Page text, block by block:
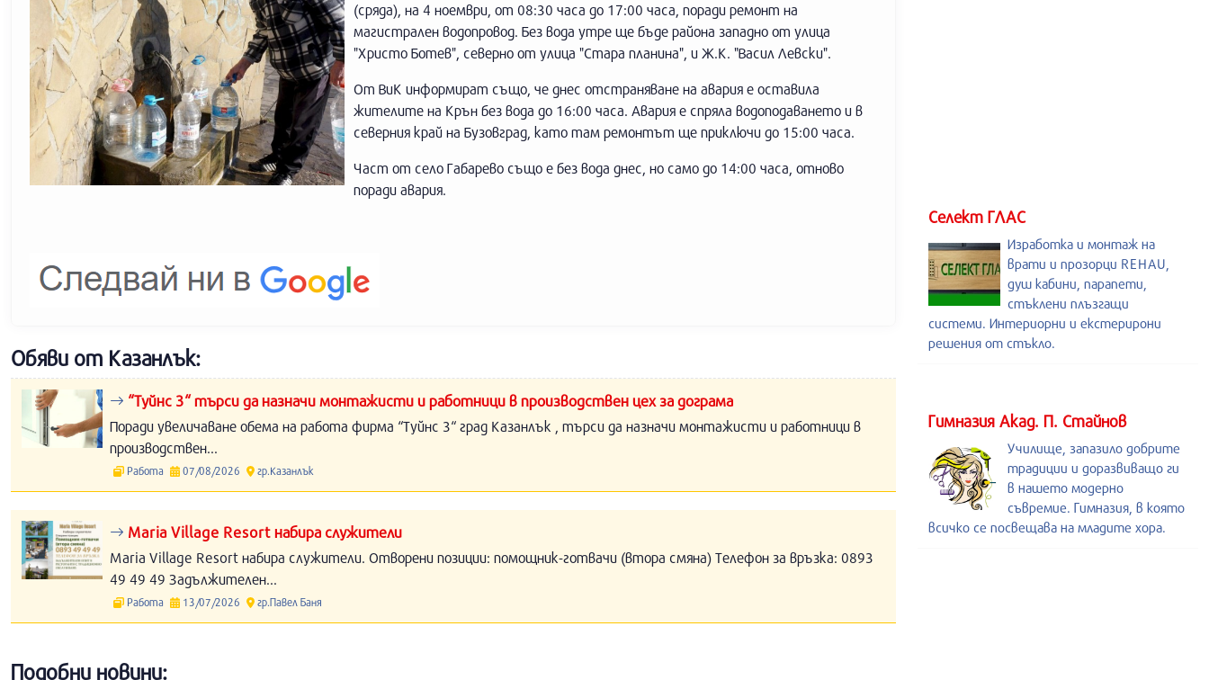
(сряда), на 4 ноември, от 08:30 часа до 17:00 часа, поради ремонт на
магистрален водопровод. Без вода утре ще бъде района западно от улица
"Христо Ботев", северно от улица "Стара планина", и Ж.К. "Васил Левски".
От ВиК информират също, че днес отстраняване на авария е оставила
жителите на Крън без вода до 16:00 часа. Авария е спряла водоподаването и в
северния край на Бузовград, като там ремонтът ще приключи до 15:00 часа.
Част от село Габарево също е без вода днес, но само до 14:00 часа, отново
поради авария.
Обяви от Казанлък:
“Туйнс 3“ търси да назначи монтажисти и работници в производствен цех за дограма
Поради увеличаване обема на работа фирма “Туйнс 3“ град Казанлък , търси да назначи монтажисти и работници в
производствен...
Работа 07/08/2026 гр.Казанлък
Maria Village Resort набира служители
Maria Village Resort набира служители. Отворени позиции: помощник-готвачи (втора смяна) Телефон за връзка: 0893
49 49 49 Задължителен...
Работа 13/07/2026 гр.Павел Баня
Подобни новини:
Селект ГЛАС
Изработка и монтаж на
врати и прозорци REHAU,
душ кабини, парапети,
стъклени плъзгащи
системи. Интериорни и екстерирони
решения от стъкло.
Гимназия Акад. П. Стайнов
Училище, запазило добрите
традиции и доразвиващо ги
в нашето модерно
съвремие. Гимназия, в която
всичко се посвещава на младите хора.